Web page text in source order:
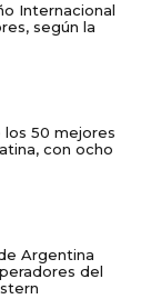
Internacional
según la
50 mejores
con ocho
Argentina
del